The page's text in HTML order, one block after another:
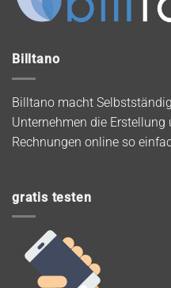
Billtano
Billtano macht
Unternehmen die
Rechnungen online so
gratis testen